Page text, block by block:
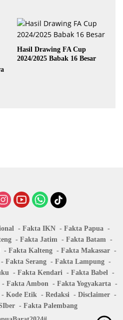
Hasil Drawing FA Cup
2024/2025 Babak 16 Besar
Fakta IKN
Fakta Papua
Fakta Jatim
Fakta Batam
Fakta Kalteng
Fakta Makassar
Fakta Serang
Fakta Lampung
Fakta Kendari
Fakta Babel
Fakta Ambon
Fakta Yogyakarta
Kode Etik Redaksi
Disclaimer
Fakta Palembang